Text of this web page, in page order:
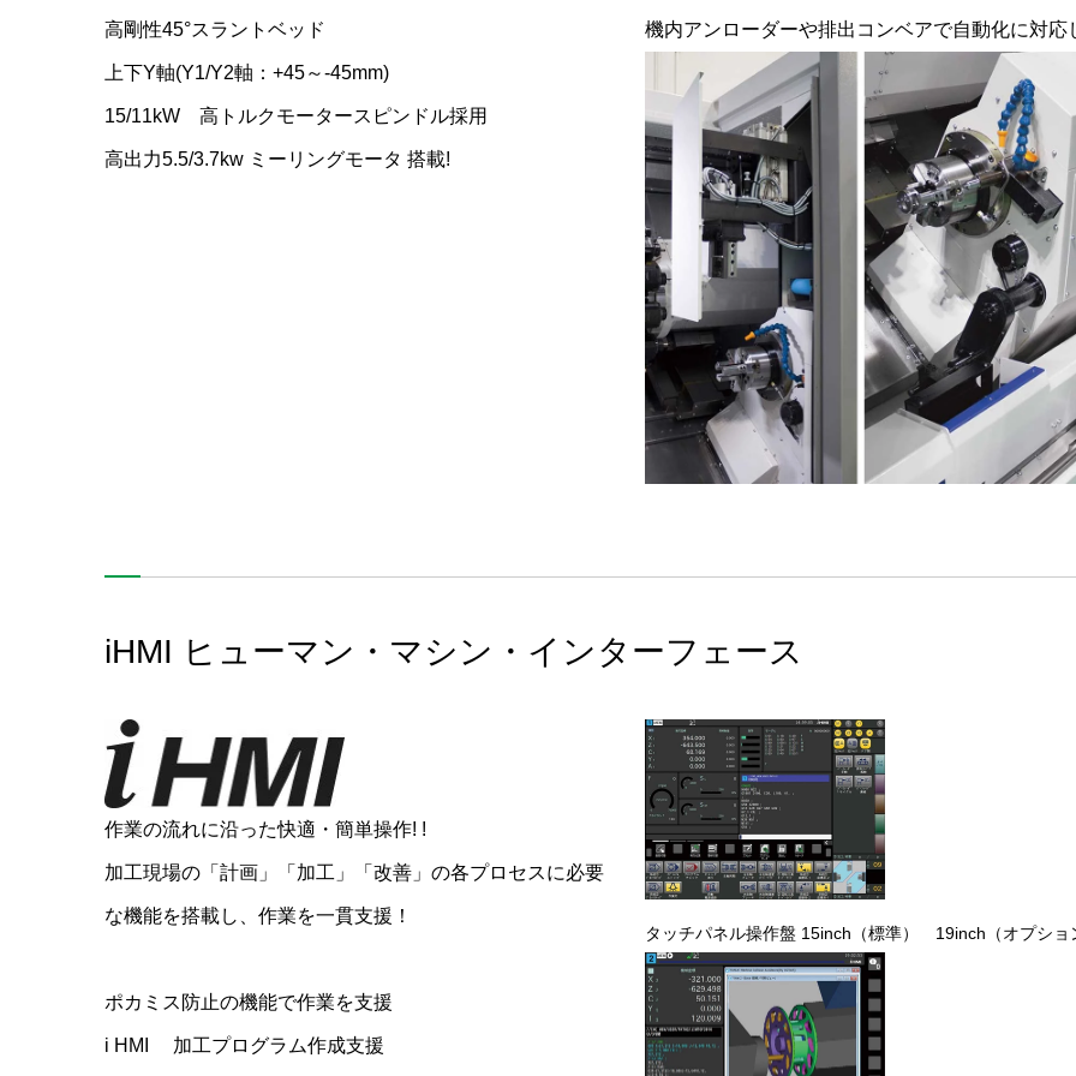
高剛性45°スラントベッド
上下Y軸(Y1/Y2軸：+45～-45mm)
15/11kW 高トルクモータースピンドル採用
高出力5.5/3.7kw ミーリングモータ 搭載!
機内アンローダーや排出コンベアで自動化に対応
iHMI ヒューマン・マシン・インターフェース
作業の流れに沿った快適・簡単操作! !
加工現場の「計画」「加工」「改善」の各プロセスに必要
な機能を搭載し、作業を一貫支援！
ポカミス防止の機能で作業を支援
i HMI 加工プログラム作成支援
タッチパネル操作盤 15inch（標準） 19inch（オプショ